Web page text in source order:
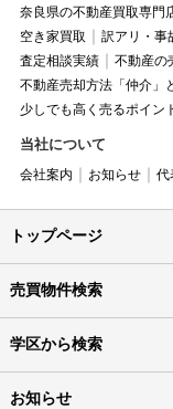
奈良県の不動産買取専門
空き家買取
訳アリ・事
査定相談実績
不動産の
不動産売却方法「仲介」
少しでも高く売るポイン
当社について
会社案内 お知らせ 代
トップページ
売買物件検索
学区から検索
お知らせ